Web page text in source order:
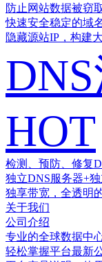
防止网站数据被窃
快速安全稳定的域
隐藏源站IP，构建
HOT
检测、预防、修复
独立DNS服务器+
独享带宽，全透明
关于我们
公司介绍
专业的全球数据中
轻松掌握平台最新